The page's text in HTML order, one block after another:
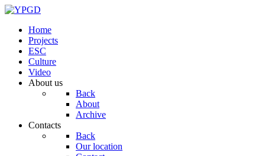
Home
Projects
ESC
Culture
Video
About us
Back
About
Archive
Contacts
Back
Our location